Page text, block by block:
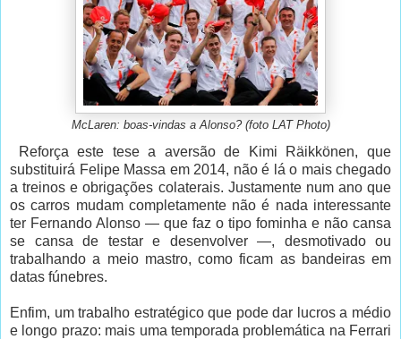
McLaren: boas-vindas a Alonso? (foto LAT Photo)
Reforça este tese a aversão de Kimi Räikkönen, que
substituirá Felipe Massa em 2014, não é lá o mais chegado
a treinos e obrigações colaterais. Justamente num ano que
os carros mudam completamente não é nada interessante
ter Fernando Alonso — que faz o tipo fominha e não cansa
se cansa de testar e desenvolver —, desmotivado ou
trabalhando a meio mastro, como ficam as bandeiras em
datas fúnebres.
Enfim, um trabalho estratégico que pode dar lucros a médio
e longo prazo: mais uma temporada problemática na Ferrari